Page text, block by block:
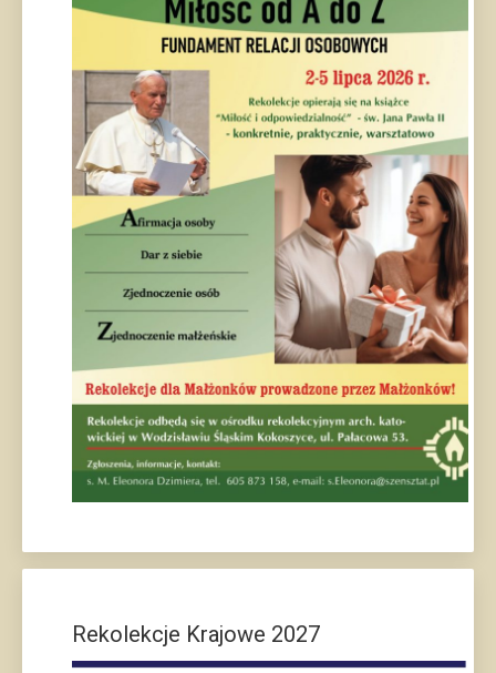
Rekolekcje Krajowe 2027